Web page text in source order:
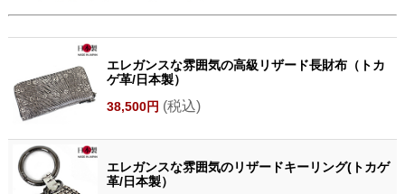
エレガンスな雰囲気の高級リザード長財布（トカ
ゲ革/日本製）
38,500円 (税込)
エレガンスな雰囲気のリザードキーリング(トカゲ
革/日本製）